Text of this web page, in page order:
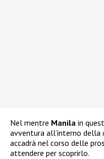
Nel mentre Manila in
avventura all’interno della
accadrà nel corso delle
attendere per scoprirlo.